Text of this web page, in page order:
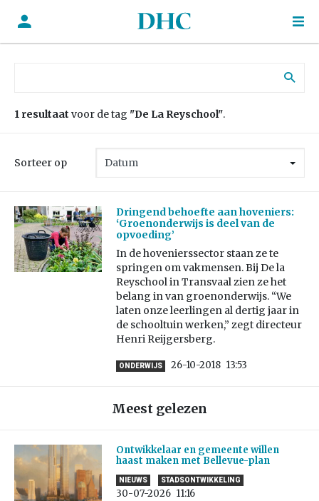
1 resultaat voor de tag "De La Reyschool".
Sorteer op
Dringend behoefte aan hoveniers:
‘Groenonderwijs is deel van de
opvoeding’
In de hovenierssector staan ze te
springen om vakmensen. Bij De la
Reyschool in Transvaal zien ze het
belang in van groenonderwijs. “We
laten onze leerlingen al dertig jaar in
de schooltuin werken,” zegt directeur
Henri Reijgersberg.
ONDERWIJS 26-10-2018 13:53
Meest gelezen
Ontwikkelaar en gemeente willen
haast maken met Bellevue-plan
NIEUWS STADSONTWIKKELING
30-07-2026 11:16